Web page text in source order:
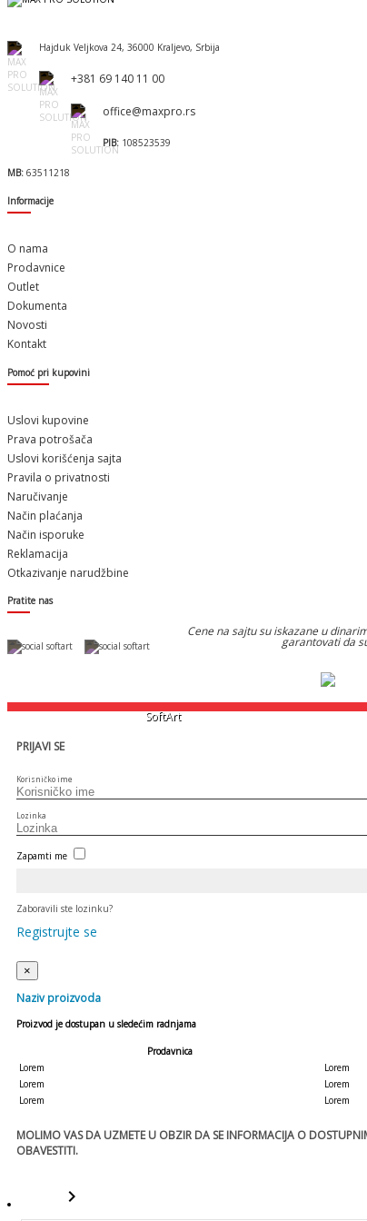
Hajduk Veljkova 24, 36000 Kraljevo, Srbija
+381 69 140 11 00
office@maxpro.rs
PIB: 108523539
MB: 63511218
Informacije
O nama
Prodavnice
Outlet
Dokumenta
Novosti
Kontakt
Pomoć pri kupovini
Uslovi kupovine
Prava potrošača
Uslovi korišćenja sajta
Pravila o privatnosti
Naručivanje
Način plaćanja
Način isporuke
Reklamacija
Otkazivanje narudžbine
Pratite nas
Cene na sajtu su iskazane u
garantovati da
Designed & Developed bySoftArt
PRIJAVI SE
Korisničko ime
Lozinka
Zapamti me
Zaboravili ste lozinku?
Registrujte se
×
Naziv proizvoda
Proizvod je dostupan u sledećim radnjama
Prodavnica
Lorem
Lorem
Lorem
Lorem
Lorem
Lorem
MOLIMO VAS DA UZMETE U OBZIR DA SE INFORMACIJA O
OBAVESTITI.
keyboard_arrow_right